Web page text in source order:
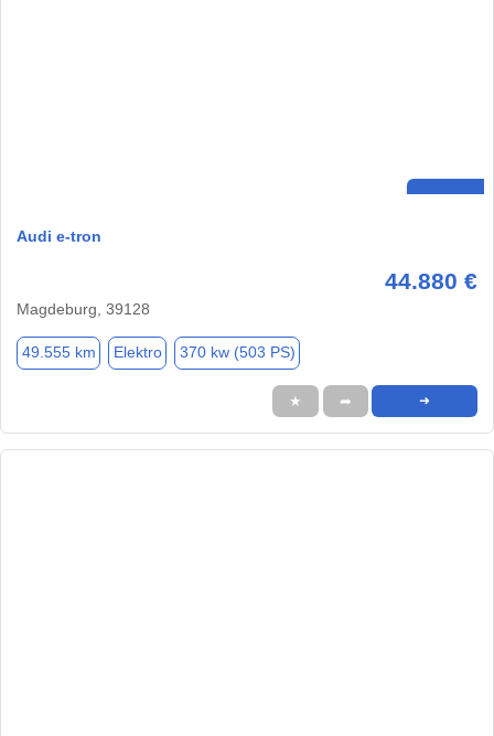
Audi e-tron
44.880 €
Magdeburg, 39128
49.555 km Elektro 370 kw (503 PS)
★ ➦ ➜